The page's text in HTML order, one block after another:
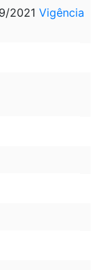
2021 Vigência